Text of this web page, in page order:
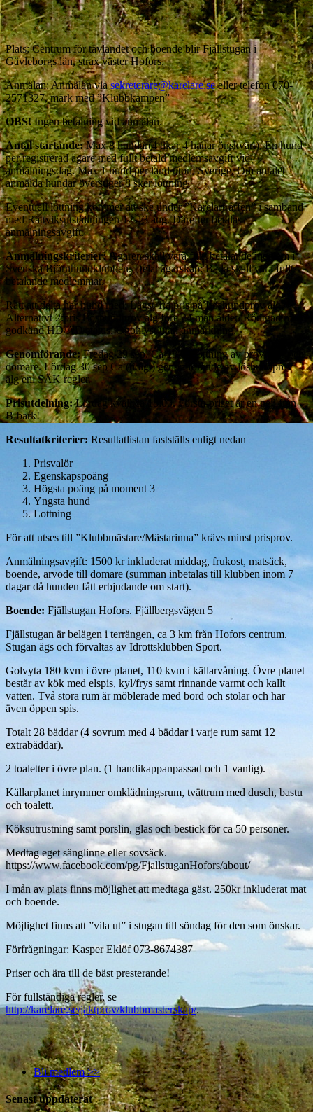
Plats: Centrum för tävlandet och boende blir Fjällstugan i
Gävleborgs län, strax väster Hofors.
Anmälan: Anmälan viasekreterare@karelare.seeller telefon 070-
2571327, märk med ”Klubbkampen”
OBS!Ingen betalning vid anmälan.
Antal startande:Max 8 hundar(4 tikar 4 hanar önskvärt). En hund
per registrerad ägare med fullt betald medlemsavgift vid
anmälningsdag. Max 1 hund per land utom Sverige. Om antalet
anmälda hundar överstiger 8 sker lottning.
Eventuell lottning kommer att ske under ”Karelarträffen” i samband
med Rättviksutställningen 12-13 aug. Därefter betalas
anmälningsavgift.
Anmälningskriterier:Ägaren skall vara fullt betalande medlem i
Svenska Björnhundklubben. Delat ägarskap: Båda skall vara fullt
betalande medlemmar.
Rätt att delta har hund med: Lägst 1:a pris på Löshundprov älg.
Alternativt 2:pris Löshundprov älg före 24 mån ålder. Röntgad med
godkänd HD/AD status. Ögonlyst utan anmärkning.
Genomförande:Fredag 29 sep. Ca 18.00 lottning av provrutor och
domare. Lördag 30 sep Ca (tidigt) genomförande av löshundprov
älg enl SÄK regler.
Prisutdelning:Lördag kväll ca 18:00. Första-priset är en pejl från
B-bark!
Resultatkriterier: Resultatlistan fastställs enligt nedan
Prisvalör
Egenskapspoäng
Högsta poäng på moment 3
Yngsta hund
Lottning
För att utses till ”Klubbmästare/Mästarinna” krävs minst prisprov.
Anmälningsavgift: 1500 kr inkluderat middag, frukost, matsäck,
boende, arvode till domare (summan inbetalas till klubben inom 7
dagar då hunden fått erbjudande om start).
Boende: Fjällstugan Hofors. Fjällbergsvägen 5
Fjällstugan är belägen i terrängen, ca 3 km från Hofors centrum.
Stugan ägs och förvaltas av Idrottsklubben Sport.
Golvyta 180 kvm i övre planet, 110 kvm i källarvåning. Övre planet
består av kök med elspis, kyl/frys samt rinnande varmt och kallt
vatten. Två stora rum är möblerade med bord och stolar och har
även öppen spis.
Totalt 28 bäddar (4 sovrum med 4 bäddar i varje rum samt 12
extrabäddar).
2 toaletter i övre plan. (1 handikappanpassad och 1 vanlig).
Källarplanet inrymmer omklädningsrum, tvättrum med dusch, bastu
och toalett.
Köksutrustning samt porslin, glas och bestick för ca 50 personer.
Medtag eget sänglinne eller sovsäck.
https://www.facebook.com/pg/FjallstuganHofors/about/
I mån av plats finns möjlighet att medtaga gäst. 250kr inkluderat mat
och boende.
Möjlighet finns att ”vila ut” i stugan till söndag för den som önskar.
Förfrågningar: Kasper Eklöf 073-8674387
Priser och ära till de bäst presterande!
För fullständiga regler, se
http://karelare.se/jaktprov/klubbmasterskap/.
Bli medlem >>
Senast uppdaterat